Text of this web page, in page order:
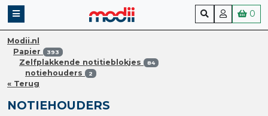
0
Modii.nl
Papier
393
Zelfplakkende notitieblokjes 84
notiehouders 2
« Terug
NOTIEHOUDERS